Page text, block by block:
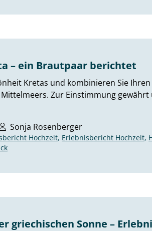
– ein Brautpaar berichtet
Kretas und kombinieren Sie
Zur Einstimmung
Sonja Rosenberger
Hochzeit, Erlebnisbericht Hochzeit,
griechischen Sonne –